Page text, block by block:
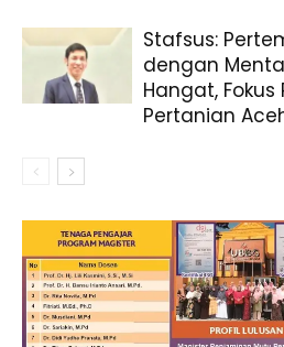
Stafsus:
dengan
Hangat,
Pertanian